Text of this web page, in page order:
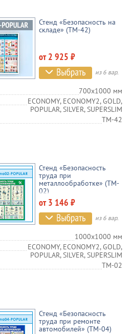
Стенд «Безопасность на
складе» (TM-42)
от 2 925 ₽
из 6 вар.
700х1000 мм
ECONOMY, ECONOMY2, GOLD,
POPULAR, SILVER, SUPERSLIM
TM-42
Стенд «Безопасность
труда при
металлообработке» (TM-
02)
от 3 146 ₽
из 6 вар.
1000х1000 мм
ECONOMY, ECONOMY2, GOLD,
POPULAR, SILVER, SUPERSLIM
TM-02
Стенд «Безопасность
труда при ремонте
автомобилей» (TM-04)